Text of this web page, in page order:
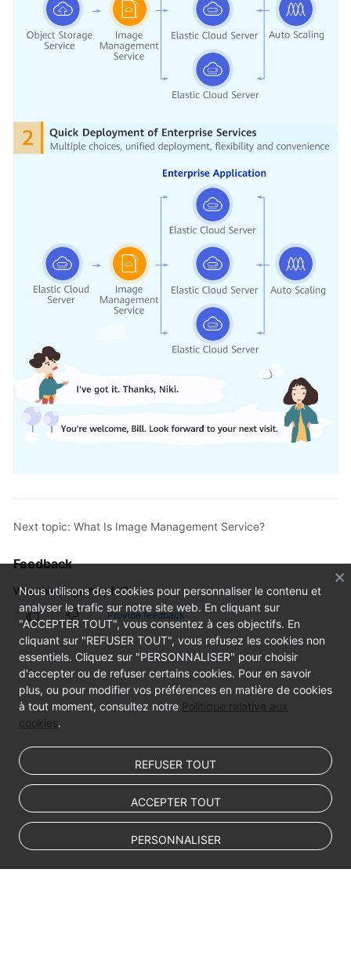
Next topic: What Is Image Management Service?
Feedback
Was this page helpful?
Provide feedback
Nous utilisons des cookies pour personnaliser le contenu et
analyser le trafic sur notre site web. En cliquant sur
"ACCEPTER TOUT", vous consentez à ces objectifs. En
cliquant sur "REFUSER TOUT", vous refusez les cookies non
essentiels. Cliquez sur "PERSONNALISER" pour choisir
d'accepter ou de refuser certains cookies. Pour en savoir
plus, ou pour modifier vos préférences en matière de cookies
à tout moment, consultez notre Politique relative aux
cookies.
REFUSER TOUT
ACCEPTER TOUT
PERSONNALISER